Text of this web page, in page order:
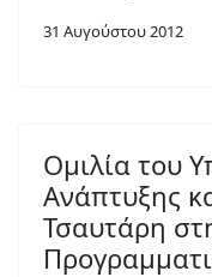
31 Αυγούστου 2012
Ομιλία του
Ανάπτυξης
Τσαυτάρη